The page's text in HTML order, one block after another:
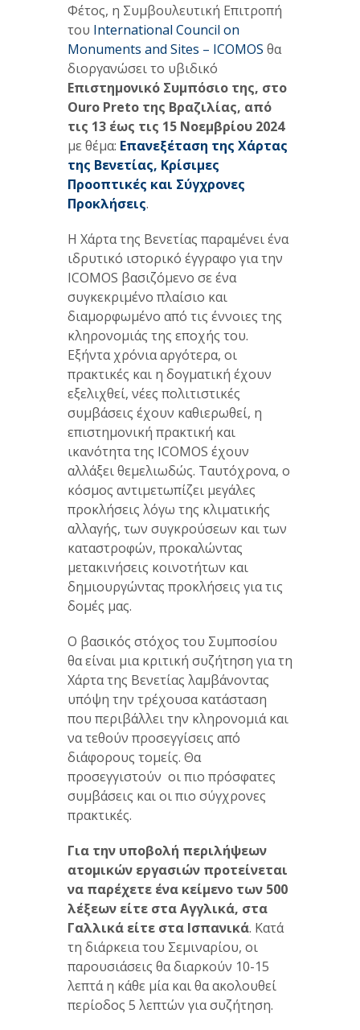
Φέτος, η Συμβουλευτική Επιτροπή
του International Council on
Monuments and Sites – ICOMOS θα
διοργανώσει το υβιδικό
Επιστημονικό Συμπόσιο της, στο
Ouro Preto της Βραζιλίας, από
τις 13 έως τις 15 Νοεμβρίου 2024
με θέμα: Επανεξέταση της Χάρτας
της Βενετίας, Κρίσιμες
Προοπτικές και Σύγχρονες
Προκλήσεις.
Η Χάρτα της Βενετίας παραμένει ένα
ιδρυτικό ιστορικό έγγραφο για την
ICOMOS βασιζόμενο σε ένα
συγκεκριμένο πλαίσιο και
διαμορφωμένο από τις έννοιες της
κληρονομιάς της εποχής του.
Εξήντα χρόνια αργότερα, οι
πρακτικές και η δογματική έχουν
εξελιχθεί, νέες πολιτιστικές
συμβάσεις έχουν καθιερωθεί, η
επιστημονική πρακτική και
ικανότητα της ICOMOS έχουν
αλλάξει θεμελιωδώς. Ταυτόχρονα, ο
κόσμος αντιμετωπίζει μεγάλες
προκλήσεις λόγω της κλιματικής
αλλαγής, των συγκρούσεων και των
καταστροφών, προκαλώντας
μετακινήσεις κοινοτήτων και
δημιουργώντας προκλήσεις για τις
δομές μας.
Ο βασικός στόχος του Συμποσίου
θα είναι μια κριτική συζήτηση για τη
Χάρτα της Βενετίας λαμβάνοντας
υπόψη την τρέχουσα κατάσταση
που περιβάλλει την κληρονομιά και
να τεθούν προσεγγίσεις από
διάφορους τομείς. Θα
προσεγγιστούν οι πιο πρόσφατες
συμβάσεις και οι πιο σύγχρονες
πρακτικές.
Για την υποβολή περιλήψεων
ατομικών εργασιών προτείνεται
να παρέχετε ένα κείμενο των 500
λέξεων είτε στα Αγγλικά, στα
Γαλλικά είτε στα Ισπανικά. Κατά
τη διάρκεια του Σεμιναρίου, οι
παρουσιάσεις θα διαρκούν 10-15
λεπτά η κάθε μία και θα ακολουθεί
περίοδος 5 λεπτών για συζήτηση.